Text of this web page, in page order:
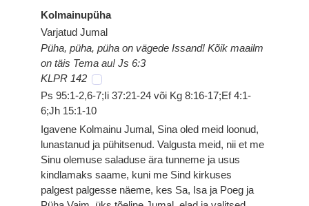
Kolmainupüha
Varjatud Jumal
Püha, püha, püha on vägede Issand! Kõik maailm
on täis Tema au! Js 6:3
KLPR 142
Ps 95:1-2,6-7;Ii 37:21-24 või Kg 8:16-17;Ef 4:1-
6;Jh 15:1-10
Igavene Kolmainu Jumal, Sina oled meid loonud,
lunastanud ja pühitsenud. Valgusta meid, nii et me
Sinu olemuse saladuse ära tunneme ja usus
kindlamaks saame, kuni me Sind kirkuses
palgest palgesse näeme, kes Sa, Isa ja Poeg ja